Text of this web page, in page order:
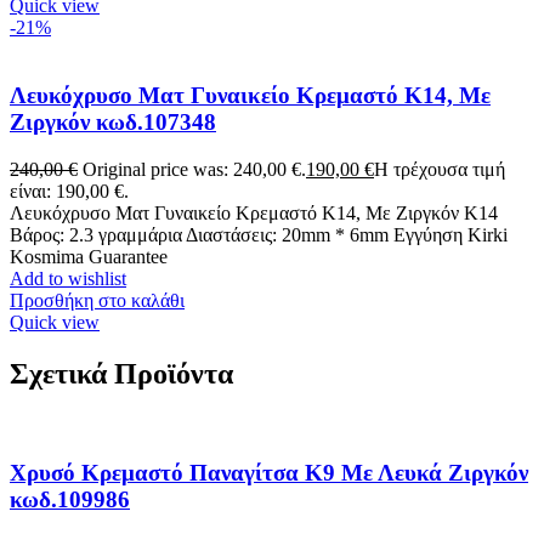
Quick view
-21%
Λευκόχρυσο Ματ Γυναικείο Κρεμαστό Κ14, Με
Ζιργκόν κωδ.107348
240,00€ Original price was: 240,00 €.190,00 €Η τρέχουσα τιμή
είναι: 190,00 €.
Λευκόχρυσο Ματ Γυναικείο Κρεμαστό Κ14, Με Ζιργκόν Κ14
Βάρος: 2.3 γραμμάρια Διαστάσεις: 20mm * 6mm Εγγύηση Kirki
Kosmima Guarantee
Add to wishlist
Προσθήκη στο καλάθι
Quick view
Σχετικά Προϊόντα
Χρυσό Κρεμαστό Παναγίτσα K9 Με Λευκά Ζιργκόν
κωδ.109986